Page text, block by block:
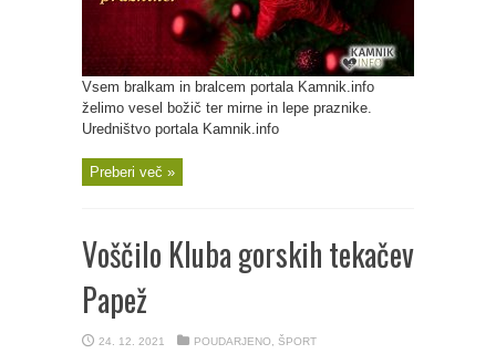
Vsem bralkam in bralcem portala Kamnik.info
želimo vesel božič ter mirne in lepe praznike.
Uredništvo portala Kamnik.info
Preberi več »
Voščilo Kluba gorskih tekačev
Papež
24. 12. 2021 POUDARJENO ŠPORT